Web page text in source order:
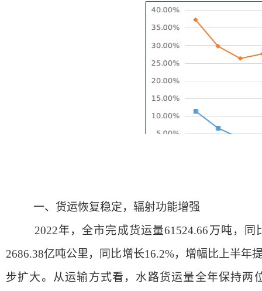
一、 货运恢复稳定，辐射功能增强
2022年，全市完成货运量61524.66万吨，同
2686.38亿吨公里，同比增长16.2%，增幅比上半
步扩大。从运输方式看，水路货运量全年保持两